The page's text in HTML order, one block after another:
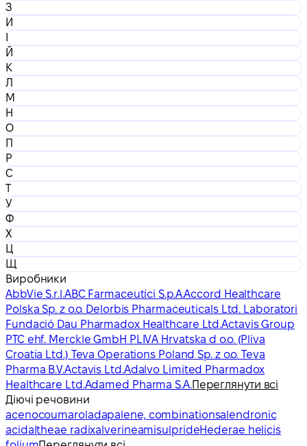
З
И
І
Й
К
Л
М
Н
О
П
Р
С
Т
У
Ф
Х
Ц
Щ
Виробники
AbbVie S.r.l.ABC Farmaceutici S.p.A.Accord Healthcare
Polska Sp. z o.o. Delorbis Pharmaceuticals Ltd. Laboratori
Fundació Dau Pharmadox Healthcare Ltd.Actavis Group
PTC ehf. Merckle GmbH PLIVA Hrvatska d o.o. (Pliva
Croatia Ltd.) Teva Operations Poland Sp. z o.o. Teva
Pharma B.V.Actavis Ltd.Adalvo Limited Pharmadox
Healthcare Ltd.Adamed Pharma S.A.Переглянути всі
Діючі речовини
acenocoumaroladapalene, combinationsalendronic
acidaltheae radixalverineamisulprideHederae helicis